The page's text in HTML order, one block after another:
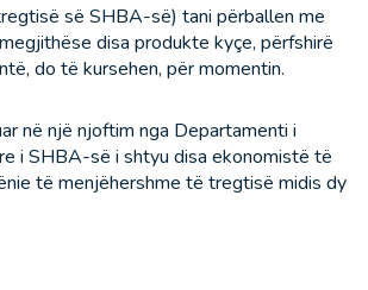
së SHBA-së) tani përballen me
disa produkte kyçe, përfshirë
do të kursehen, për momentin.
në një njoftim nga Departamenti i
i SHBA-së i shtyu disa ekonomistë të
të menjëhershme të tregtisë midis dy